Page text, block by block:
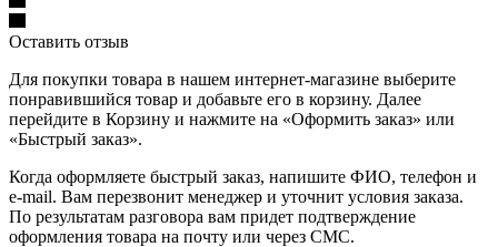
Оставить отзыв
Для покупки товара в нашем интернет-магазине выберите
понравившийся товар и добавьте его в корзину. Далее
перейдите в Корзину и нажмите на «Оформить заказ» или
«Быстрый заказ».
Когда оформляете быстрый заказ, напишите ФИО, телефон и
e-mail. Вам перезвонит менеджер и уточнит условия заказа.
По результатам разговора вам придет подтверждение
оформления товара на почту или через СМС.